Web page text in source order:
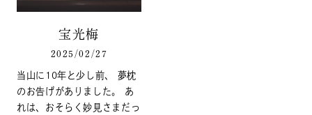
宝光梅
2025/02/27
当山に10年と少し前、 夢枕
のお告げがありました。 あ
れは、おそらく妙見さまだっ